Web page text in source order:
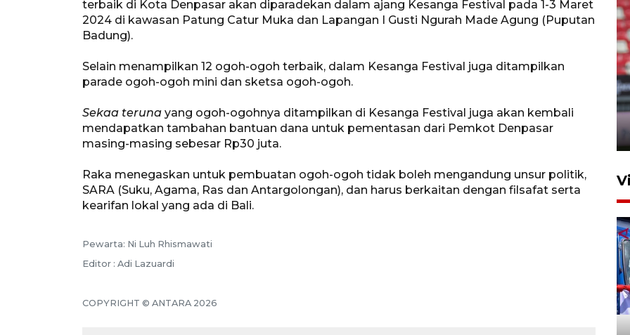
terbaik di Kota Denpasar akan diparadekan dalam ajang Kesanga Festival pada 1-3 Maret
2024 di kawasan Patung Catur Muka dan Lapangan I Gusti Ngurah Made Agung (Puputan
Badung).
Selain menampilkan 12 ogoh-ogoh terbaik, dalam Kesanga Festival juga ditampilkan
parade ogoh-ogoh mini dan sketsa ogoh-ogoh.
Sekaa teruna yang ogoh-ogohnya ditampilkan di Kesanga Festival juga akan kembali
mendapatkan tambahan bantuan dana untuk pementasan dari Pemkot Denpasar
masing-masing sebesar Rp30 juta.
Raka menegaskan untuk pembuatan ogoh-ogoh tidak boleh mengandung unsur politik,
SARA (Suku, Agama, Ras dan Antargolongan), dan harus berkaitan dengan filsafat serta
kearifan lokal yang ada di Bali.
Pewarta: Ni Luh Rhismawati
Editor : Adi Lazuardi
COPYRIGHT © ANTARA 2026
Jakarta 2-1
4 Agustus 2026 20:10